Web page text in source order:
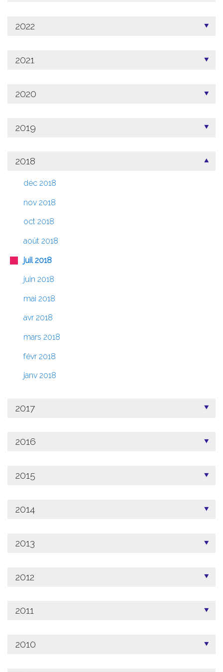
2022
2021
2020
2019
2018
déc 2018
nov 2018
oct 2018
août 2018
juil 2018
juin 2018
mai 2018
avr 2018
mars 2018
févr 2018
janv 2018
2017
2016
2015
2014
2013
2012
2011
2010